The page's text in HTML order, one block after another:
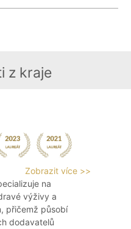
z kraje
Zobrazit více >>
na
výživy a
přičemž působí
dodavatelů